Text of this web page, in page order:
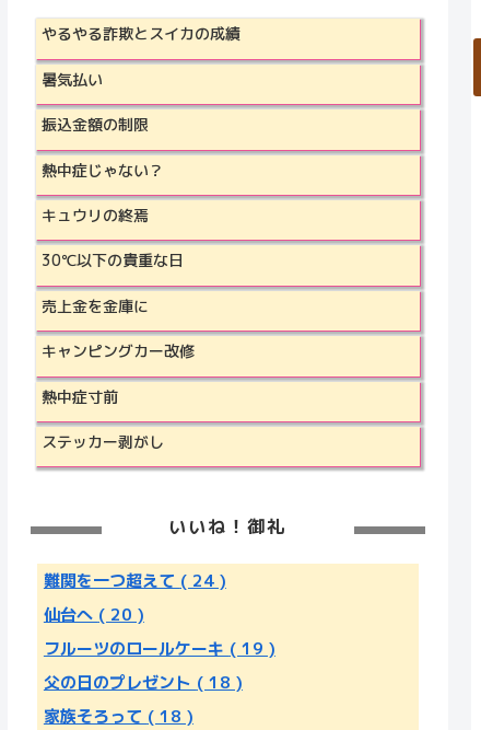
やるやる詐欺とスイカの成績
暑気払い
振込金額の制限
熱中症じゃない？
キュウリの終焉
30℃以下の貴重な日
売上金を金庫に
キャンピングカー改修
熱中症寸前
ステッカー剥がし
いいね！御礼
難関を一つ超えて ( 24 )
仙台へ ( 20 )
フルーツのロールケーキ ( 19 )
父の日のプレゼント ( 18 )
家族そろって ( 18 )